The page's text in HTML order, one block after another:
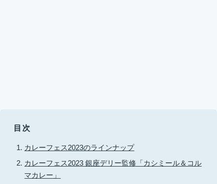
目次
カレーフェス2023のラインナップ
カレーフェス2023 銀座デリー監修「カシミール＆コル
マカレー」